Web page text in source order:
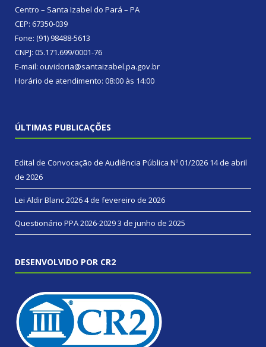
Centro – Santa Izabel do Pará – PA
CEP: 67350-039
Fone: (91) 98488-5613
CNPJ: 05.171.699/0001-76
E-mail: ouvidoria@santaizabel.pa.gov.br
Horário de atendimento: 08:00 às 14:00
ÚLTIMAS PUBLICAÇÕES
Edital de Convocação de Audiência Pública Nº 01/2026 14 de abril
de 2026
Lei Aldir Blanc 20264 de fevereiro de 2026
Questionário PPA 2026-20293 de junho de 2025
DESENVOLVIDO POR CR2